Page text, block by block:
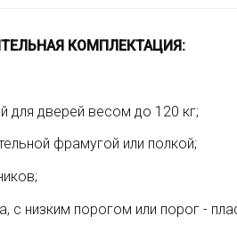
КОМПЛЕКТАЦИЯ:
для дверей весом до 120 кг;
фрамугой или полкой;
с низким порогом или порог -